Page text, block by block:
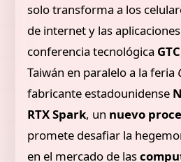
solo transforma a los
de internet y las
conferencia tecnológica GTC
Taiwán en paralelo a la feria
fabricante estadounidense
RTX Spark, un nuevo
promete desafiar la
en el mercado de las